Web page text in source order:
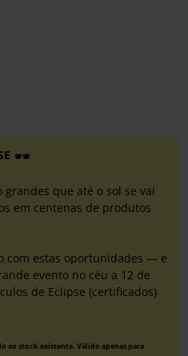
grandes que até o sol se vai
em centenas de produtos
com estas oportunidades — e
evento no céu a 12 de
de Eclipse (certificados)
ao stock existente. Válido apenas para